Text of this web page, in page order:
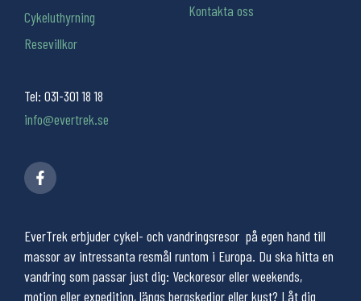
Tel: 031-301 18 18
info@evertrek.se
EverTrek erbjuder cykel- och vandringsresor på egen hand till
massor av intressanta resmål runtom i Europa. Du ska hitta en
vandring som passar just dig: Veckoresor eller weekends,
motion eller expedition, längs bergskedjor eller kust? Låt dig
Cykeluthyrning
Resevillkor
Kontakta oss